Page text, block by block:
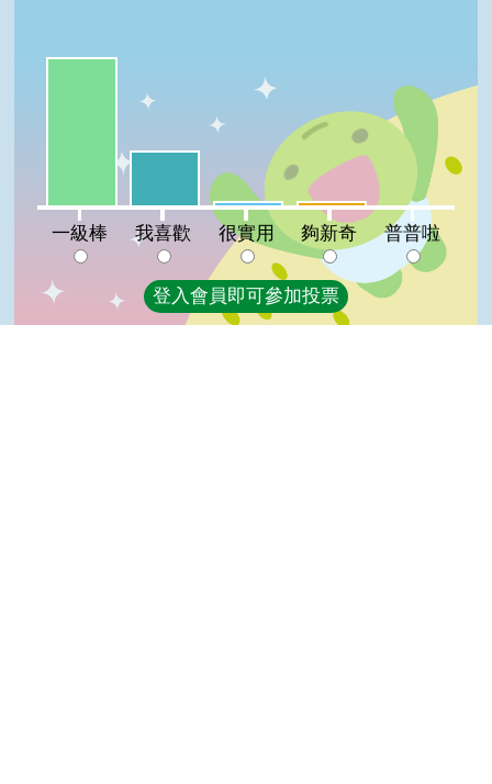
我喜歡:26%
很實用:2%夠新奇:2%普普啦:0%
一級棒 我喜歡 很實用 夠新奇 普普啦
登入會員即可參加投票